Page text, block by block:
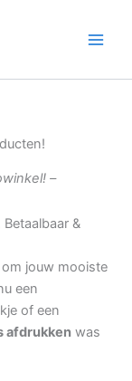
–
&
om jouw mooiste
een
of een
afdrukken was